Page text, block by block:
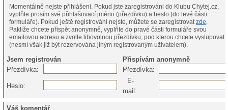
Momentálně nejste přihlášeni. Pokud jste zaregistrováni do Klubu Chytej.cz,
vyplňte prosím své přihlašovací jméno (přezdívku) a heslo (do levé části
formuláře). Pokud ještě registrováni nejste, můžete se zaregistrovatzde
Pakliže chcete přispět anonymně, vyplňte do pravé části formuláře svou
emailovou adresu a zvolte libovolnou přezdívku, pod kterou chcete vystupovat
(nesmí však již být rezervována jiným registrovaným uživatelem).
Jsem registrován
Přispívám anonymně
Přezdívka:
Přezdívka:
Heslo:
E-
mail:
Váš komentář